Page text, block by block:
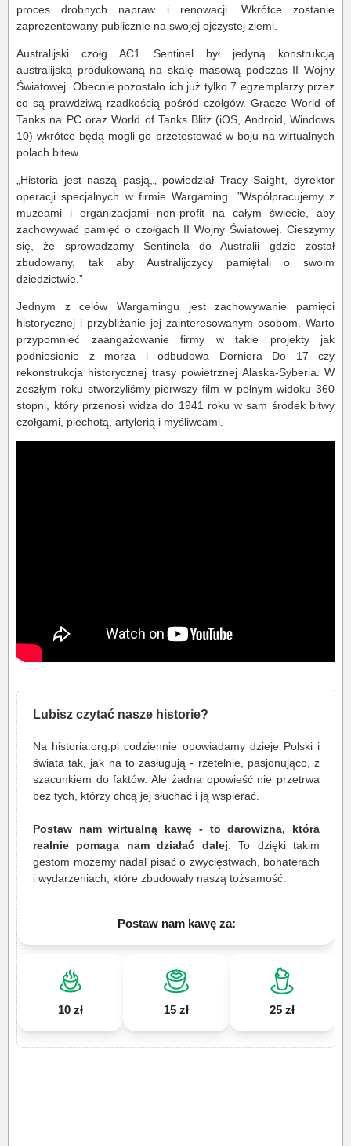
proces drobnych napraw i renowacji. Wkrótce zostanie
zaprezentowany publicznie na swojej ojczystej ziemi.
Australijski czołg AC1 Sentinel był jedyną konstrukcją
australijską produkowaną na skalę masową podczas II Wojny
Światowej. Obecnie pozostało ich już tylko 7 egzemplarzy przez
co są prawdziwą rzadkością pośród czołgów. Gracze World of
Tanks na PC oraz World of Tanks Blitz (iOS, Android, Windows
10) wkrótce będą mogli go przetestować w boju na wirtualnych
polach bitew.
„Historia jest naszą pasją,„ powiedział Tracy Saight, dyrektor
operacji specjalnych w firmie Wargaming. ”Współpracujemy z
muzeami i organizacjami non-profit na całym świecie, aby
zachowywać pamięć o czołgach II Wojny Światowej. Cieszymy
się, że sprowadzamy Sentinela do Australii gdzie został
zbudowany, tak aby Australijczycy pamiętali o swoim
dziedzictwie.”
Jednym z celów Wargamingu jest zachowywanie pamięci
historycznej i przybliżanie jej zainteresowanym osobom. Warto
przypomnieć zaangażowanie firmy w takie projekty jak
podniesienie z morza i odbudowa Dorniera Do 17 czy
rekonstrukcja historycznej trasy powietrznej Alaska-Syberia. W
zeszłym roku stworzyliśmy pierwszy film w pełnym widoku 360
stopni, który przenosi widza do 1941 roku w sam środek bitwy
czołgami, piechotą, artylerią i myśliwcami.
Lubisz czytać nasze historie?
Na historia.org.pl codziennie opowiadamy dzieje Polski i
świata tak, jak na to zasługują - rzetelnie, pasjonująco, z
szacunkiem do faktów. Ale żadna opowieść nie przetrwa
bez tych, którzy chcą jej słuchać i ją wspierać.
Postaw nam wirtualną kawę - to darowizna, która
realnie pomaga nam działać dalej . To dzięki takim
gestom możemy nadal pisać o zwycięstwach, bohaterach
i wydarzeniach, które zbudowały naszą tożsamość.
Postaw nam kawę za:
10 zł 15 zł 25 zł